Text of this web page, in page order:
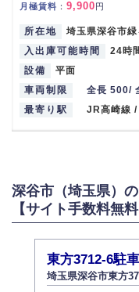
月極賃料 ： 9,900 円
所在地
埼玉県深谷市
入出庫可能時間
24時
設備
平面
車両制限
全長 500/
最寄り駅
JR高崎線
深谷市（埼玉県）
【サイト手数料無
東方3712-6駐
埼玉県深谷市東方